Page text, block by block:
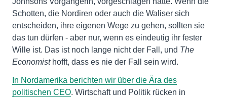
Schotten, die Nordiren oder auch die Waliser sich
entscheiden, ihre eigenen Wege zu gehen, sollten sie
das tun dürfen - aber nur, wenn es eindeutig ihr fester
Wille ist. Das ist noch lange nicht der Fall, und The
Economisthofft, dass es nie der Fall sein wird.
In Nordamerika berichten wir über die Ära des
politischen CEO. Wirtschaft und Politik rücken in